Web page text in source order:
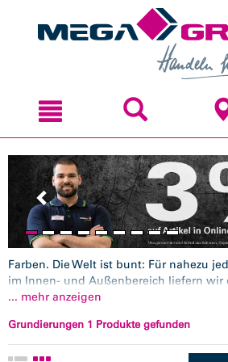
Farben. Die Welt ist bunt: Für nahezu
im Innen- und Außenbereich liefern wir
Beschichtungssystem und damit die
Grundierungen ,Spachtelmassen,
Volltonfarben,Abtönkonzentrate,
... mehr anzeigen
Grundierungen 1 Produkte gefunden